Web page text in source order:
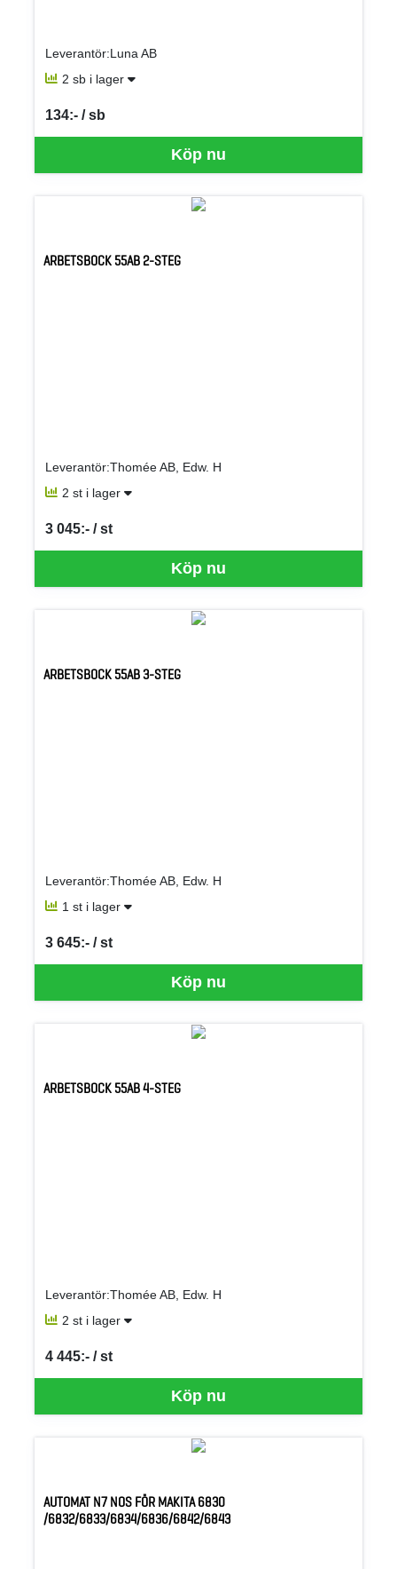
Leverantör:Luna AB
2 sb i lager
Köp nu
134:- / sb
SEK per SB
ARBETSBOCK 55AB 2-STEG
Leverantör:Thomée AB, Edw. H
2 st i lager
Köp nu
3 045:- / st
SEK per ST
ARBETSBOCK 55AB 3-STEG
Leverantör:Thomée AB, Edw. H
1 st i lager
Köp nu
3 645:- / st
SEK per ST
ARBETSBOCK 55AB 4-STEG
Leverantör:Thomée AB, Edw. H
2 st i lager
Köp nu
4 445:- / st
SEK per ST
AUTOMAT N7 NOS FÖR MAKITA 6830
/6832/6833/6834/6836/6842/6843